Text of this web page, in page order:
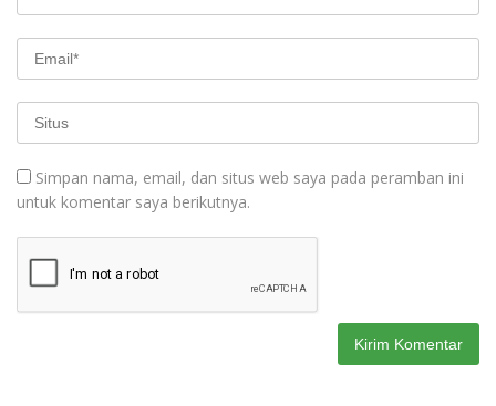
Simpan nama, email, dan situs web saya pada peramban ini
untuk komentar saya berikutnya.